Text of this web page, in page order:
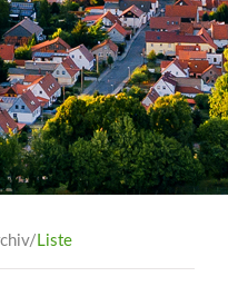
/Liste